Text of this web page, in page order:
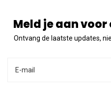
Meld je aan
Ontvang de laatste updates,